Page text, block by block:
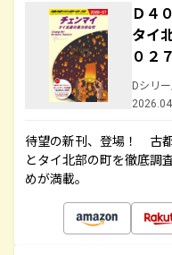
Ｄ４
タイ
０２７
Dシリ
待望の新刊、登場！ 古
とタイ北部の町を徹底調
めが満載。